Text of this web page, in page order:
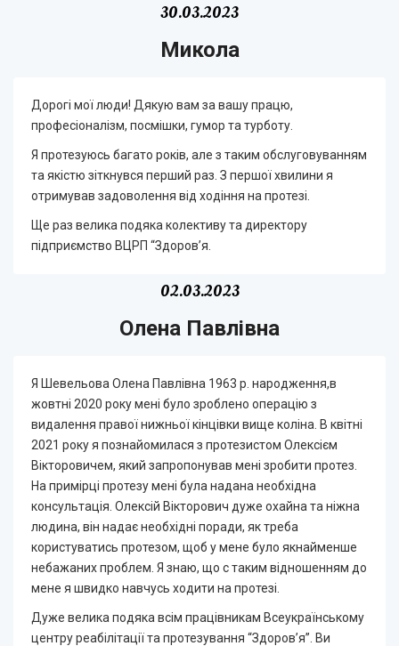
30.03.2023
Микола
Дорогі мої люди! Дякую вам за вашу працю,
професіоналізм, посмішки, гумор та турботу.
Я протезуюсь багато років, але з таким обслуговуванням
та якістю зіткнувся перший раз. З першої хвилини я
отримував задоволення від ходіння на протезі.
Ще раз велика подяка колективу та директору
підприємство ВЦРП “Здоров’я.
02.03.2023
Олена Павлівна
Я Шевельова Олена Павлівна 1963 р. народження,в
жовтні 2020 року мені було зроблено операцію з
видалення правої нижньої кінцівки вище коліна. В квітні
2021 року я познайомилася з протезистом Олексієм
Вікторовичем, який запропонував мені зробити протез.
На примірці протезу мені була надана необхідна
консультація. Олексій Вікторович дуже охайна та ніжна
людина, він надає необхідні поради, як треба
користуватись протезом, щоб у мене було якнайменше
небажаних проблем. Я знаю, що с таким відношенням до
мене я швидко навчусь ходити на протезі.
Дуже велика подяка всім працівникам Всеукраїнському
центру реабілітації та протезування “Здоров’я”. Ви